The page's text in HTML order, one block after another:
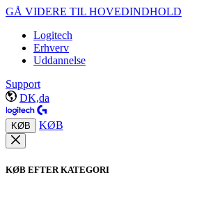
GÅ VIDERE TIL HOVEDINDHOLD
Logitech
Erhverv
Uddannelse
Support
DK,da
KØB KØB
KØB EFTER KATEGORI